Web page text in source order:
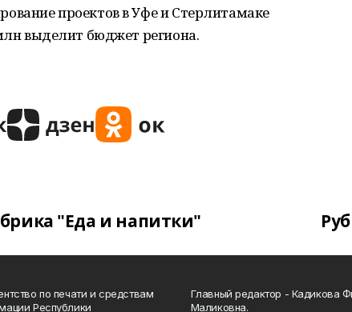
проектов в Уфе и Стерлитамаке
выделит бюджет региона.
"Еда и напитки"
по печати и средствам
Республики
Главный редактор - Кадикова
Маликовна.